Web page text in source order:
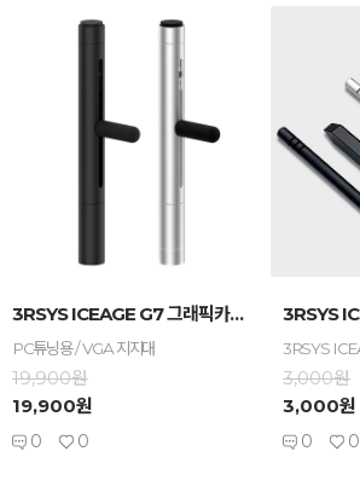
3RSYS ICEAGE G7 그래픽카드 & CPU쿨...
PC튜닝용 / VGA 지지대
19,900원
19,900원
0
0
3,000원
3,000원
0
0